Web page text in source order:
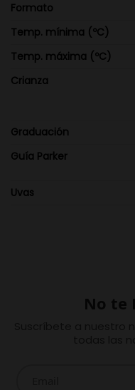
Formato
Temp. mínima (ºC)
Temp. máxima (ºC)
Crianza
Graduación
Guía Parker
Uvas
No te